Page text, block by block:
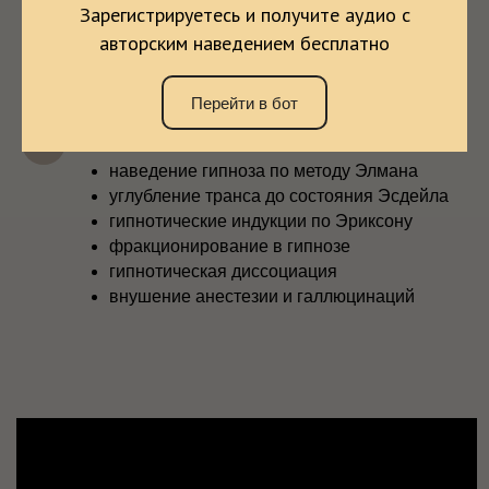
возрастной регрессии
самогипноза
Высшая школа гипноза
наведение гипноза по методу Элмана
углубление транса до состояния Эсдейла
гипнотические индукции по Эриксону
фракционирование в гипнозе
гипнотическая диссоциация
внушение анестезии и галлюцинаций
Зарегистрируетесь и получите аудио с
авторским наведением бесплатно
Перейти в бот